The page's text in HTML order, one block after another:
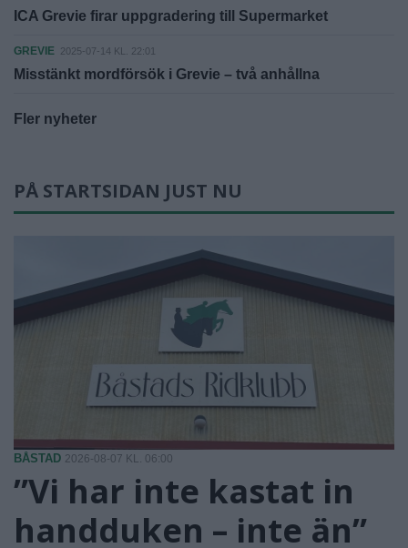
ICA Grevie firar uppgradering till Supermarket
GREVIE 2025-07-14 KL. 22:01
Misstänkt mordförsök i Grevie – två anhållna
Fler nyheter
PÅ STARTSIDAN JUST NU
BÅSTAD 2026-08-07 KL. 06:00
”Vi har inte kastat in
handduken – inte än”